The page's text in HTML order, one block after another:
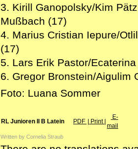
3. Kirill Ganopolsky/Kim
Mußbach (17)
4. Marius Cristian Iepure/
(17)
5. Lars Erik Pastor/
6. Gregor Bronstein/Aigulim
Foto: Luana Sommer
RL Junioren II B Latein PDF | Print |
E-
mail
Written by Cornelia Straub